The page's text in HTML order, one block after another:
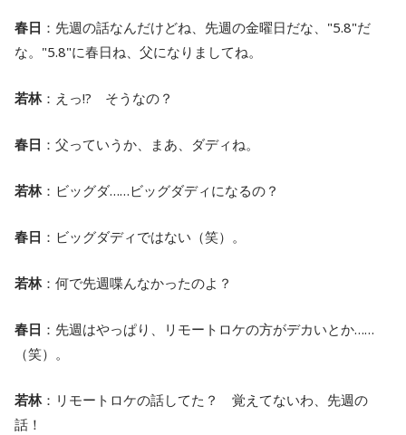
春日 ：先週の話なんだけどね、先週の金曜日だな、"5.8"だ
な。"5.8"に春日ね、父になりましてね。
若林：えっ!? そうなの？
春日 ：父っていうか、まあ、ダディね。
若林：ビッグダ……ビッグダディになるの？
春日 ：ビッグダディではない（笑）。
若林：何で先週喋んなかったのよ？
春日 ：先週はやっぱり、リモートロケの方がデカいとか……
（笑）。
若林：リモートロケの話してた？ 覚えてないわ、先週の
話！